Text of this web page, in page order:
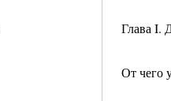
Глава I.
От чего